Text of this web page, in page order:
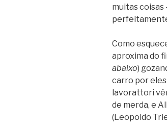
muitas coisas
Como
aproxima do
abaixo)
carro por eles
lavorattori
de merda, e
(Leopoldo